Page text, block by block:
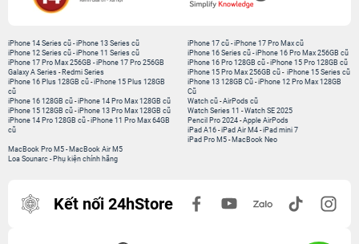
iPhone 14 Series cũ -iPhone 13 Series cũ
iPhone 12 Series cũ -iPhone 11 Series cũ
iPhone 17 Pro Max 256GB -iPhone 17 Pro 256GB
Galaxy A Series - Redmi Series
iPhone 17 cũ -iPhone 17 Pro Max cũ
iPhone 16 Series cũ - iPhone 16 Pro Max 256GB cũ
iPhone 16 Pro 128GB cũ -iPhone 15 Pro 128GB cũ
iPhone 15 Pro Max 256GB cũ - iPhone 15 Series cũ
iPhone 16 Plus 128GB cũ -iPhone 15 Plus 128GB
cũ
iPhone 16 128GB cũ -iPhone 14 Pro Max 128GB cũ
iPhone 15 128GB cũ -iPhone 13 Pro Max 128GB cũ
iPhone 14 Pro 128GB cũ -iPhone 11 Pro Max 64GB
cũ
iPhone 13 128GB Cũ -iPhone 12 Pro Max 128GB
Cũ
Watch cũ -AirPods cũ
Watch Series 11 -Watch SE 2025
Pencil Pro 2024 -Apple AirPods
iPad A16 -iPad Air M4 -iPad mini 7
iPad Pro M5 - MacBook Neo
MacBook Pro M5 - MacBook Air M5
Loa Sounarc - Phụ kiện chính hãng
Kết nối 24hStore